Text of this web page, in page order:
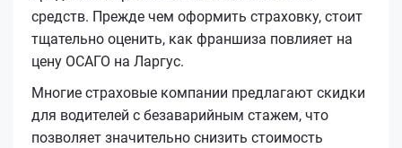
средств. Прежде чем оформить страховку, стоит
тщательно оценить, как франшиза повлияет на
цену ОСАГО на Ларгус.
Многие страховые компании предлагают скидки
для водителей с безаварийным стажем, что
позволяет значительно снизить стоимость